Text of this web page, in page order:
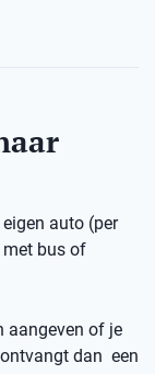
auto (per
bus of
aangeven of je
dan een